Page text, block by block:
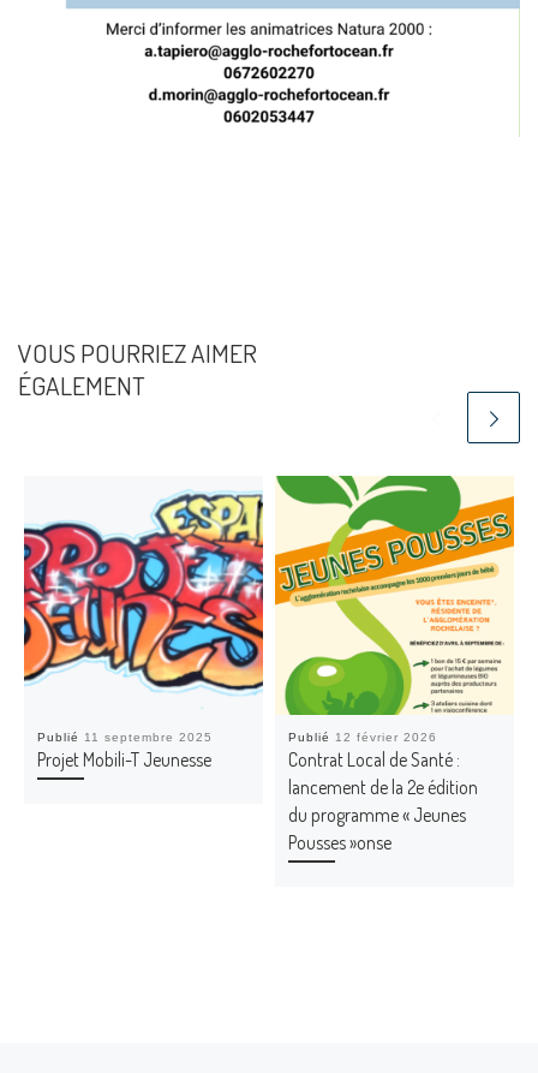
VOUS POURRIEZ AIMER
ÉGALEMENT
Publié 11 septembre 2025
Projet Mobili-T Jeunesse
Publié 12 février 2026
Contrat Local de Santé :
lancement de la 2e édition
du programme « Jeunes
Pousses »onse